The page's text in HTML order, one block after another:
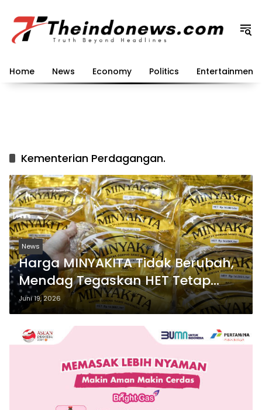
konten
Home News Economy Politics Entertainment
Kementerian Perdagangan.
News
Harga MINYAKITA Tidak Berubah,
Mendag Tegaskan HET Tetap
Rp15.700
Juni 19, 2026